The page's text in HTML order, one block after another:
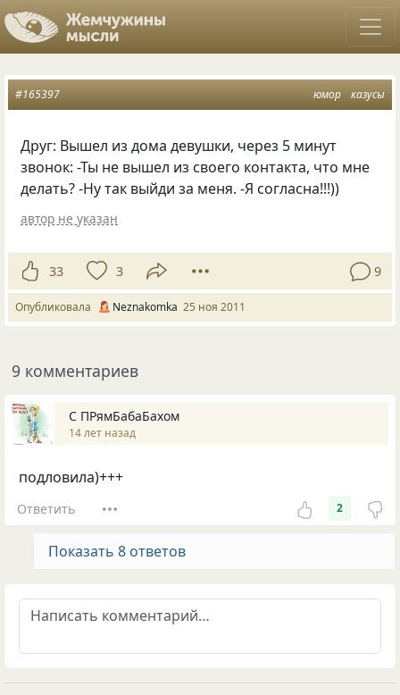
юмор казусы
#165397
Друг: Вышел из дома девушки, через 5 минут
звонок: -Ты не вышел из своего контакта, что мне
делать? -Ну так выйди за меня. -Я согласна!!!))
автор не указан
33 3 9
Опубликовала Neznakomka 25 ноя 2011
9 комментариев
С ПРямБабаБахом
14 лет назад
подловила)+++
Ответить 2
Показать 8 ответов